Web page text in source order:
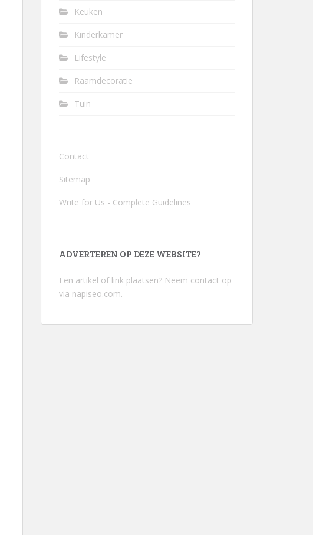
Keuken
Kinderkamer
Lifestyle
Raamdecoratie
Tuin
Contact
Sitemap
Write for Us - Complete Guidelines
ADVERTEREN OP DEZE WEBSITE?
Een artikel of link plaatsen? Neem contact op
via napiseo.com.